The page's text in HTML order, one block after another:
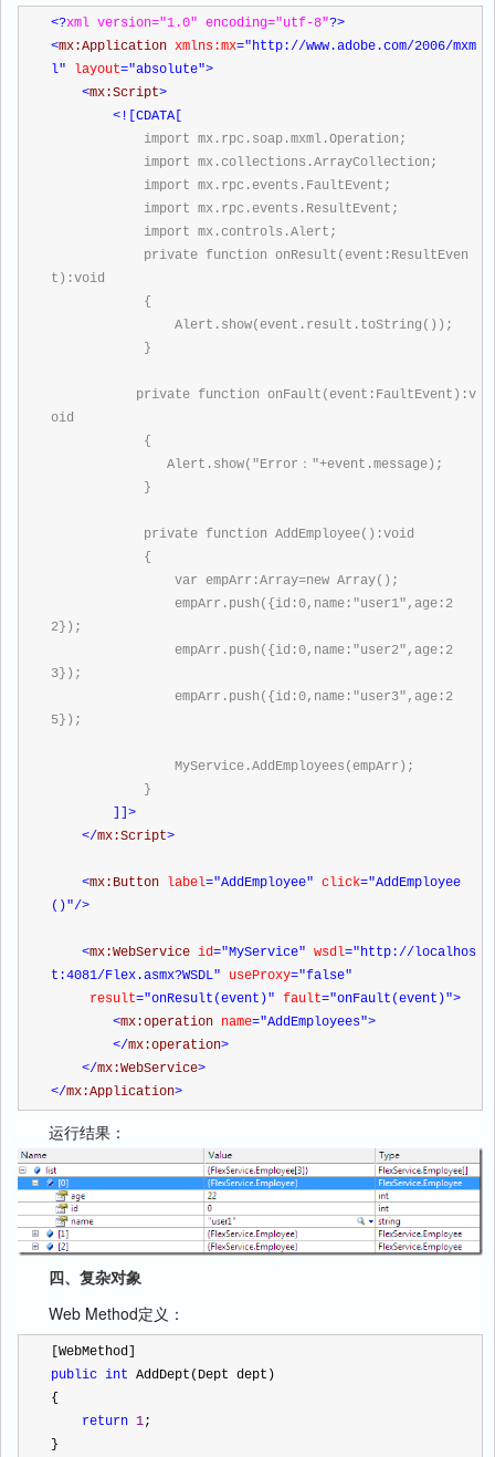
<?xml version="1.0" encoding="utf-8"?>
<mx:Application xmlns:mx="http://www.adobe.com/2006/mxm
l" layout="absolute">
<mx:Script>
<![CDATA[
            import mx.rpc.soap.mxml.Operation;
            import mx.collections.ArrayCollection;
            import mx.rpc.events.FaultEvent;
            import mx.rpc.events.ResultEvent;
            import mx.controls.Alert;
t):void
            {
                Alert.show(event.result.toString());
            }
oid
            {
               Alert.show("Error："+event.message);
            }
            private function AddEmployee():void
            {
                var empArr:Array=new Array();
2});
3});
5});
                MyService.AddEmployees(empArr);
            }
]]>
</mx:Script>
<mx:Button label="AddEmployee" click="AddEmployee
()"/>
<mx:WebService id="MyService" wsdl="http://localhos
t:4081/Flex.asmx?WSDL" useProxy="false"
     result
="onResult(event)" fault="onFault(event)">
<mx:operation name="AddEmployees">
</mx:operation>
</mx:WebService>
</mx:Application>
运行结果：
四、复杂对象
Web Method定义：
[WebMethod]
public int AddDept(Dept dept)
{
return 1;
}